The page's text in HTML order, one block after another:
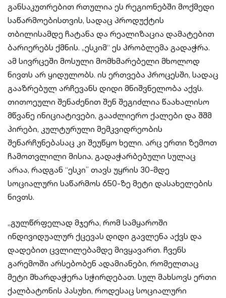
განსაკუთრებით რთულია ეს რეგიონებში მოქმედი
საწარმოებისთვის, სადაც პროდუქტის
თბილისამდე ჩატანა და რეალიზაცია დამატებით
ბარიერებს ქმნის. „ესკიმ“ ეს პრობლემა გადაჭრა.
ამ სივრცეში მოსული მომხმარებელი მხოლოდ
ნივთს არ ყიდულობს. ის ერთვება პროცესში, სადაც
გააზრებულ არჩევანს დიდი მნიშვნელობა აქვს.
თითოეული შენაძენით შენ შეგიძლია წაახალისო
მწვანე ინიციატივები, გააძლიერო ქალები და შშმ
პირები, კულტურული მემკვიდრეობის
შენარჩუნებასაც კი შეუწყო ხელი. არც ერთი ზემოთ
ჩამოთვლილი მისია, გადაჭარბებული სულაც
არაა, რადგან “ესკი” თავს უყრის 30-მდე
სოციალური საწარმოს 650-ზე მეტი დასახელების
ნივთს.
„გულწრფელად მჯერა, რომ სამყაროში
ინდივიდუალურ ქცევას დიდი გავლენა აქვს და
დადებით ცვლილებამდე მივყავართ. ჩვენს
გარემოში არსებობენ ადამიანები, რომელთაც
მეტი მხარდაჭერა სჭირდებათ. სულ მახსოვს ერთი
ქალბატონის პასუხი, როდესაც სოციალური